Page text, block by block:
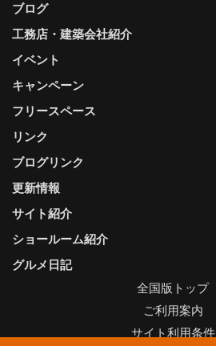
更新情報
サイト紹介
ショールーム紹介
グルメ日記
ブログ
工務店・建築会社紹介
イベント
キャンペーン
フリースペース
リンク
ブログリンク
全国版トップ
ご利用案内
サイト利用条件